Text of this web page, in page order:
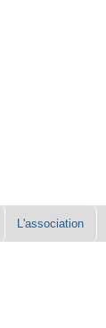
L'association